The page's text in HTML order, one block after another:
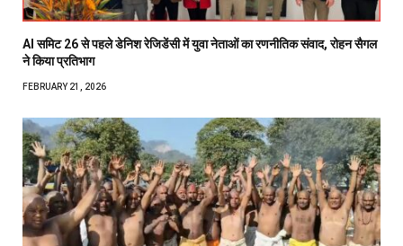
AI समिट 26 से पहले डेनिश रेजिडेंसी में युवा नेताओं का रणनीतिक संवाद, रोहन सैगल
ने किया प्रतिभाग
FEBRUARY 21, 2026